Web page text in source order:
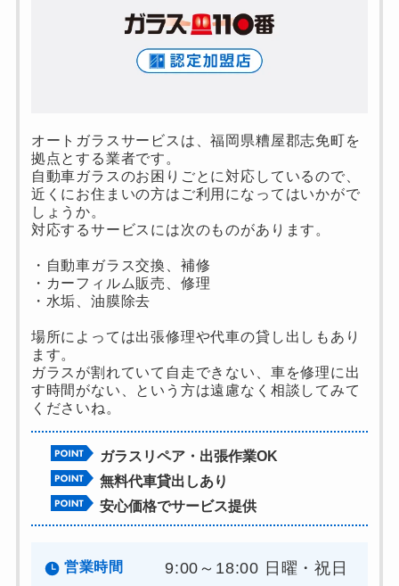
オートガラスサービスは、福岡県糟屋郡志免町を
拠点とする業者です。
自動車ガラスのお困りごとに対応しているので、
近くにお住まいの方はご利用になってはいかがで
しょうか。
対応するサービスには次のものがあります。
・自動車ガラス交換、補修
・カーフィルム販売、修理
・水垢、油膜除去
場所によっては出張修理や代車の貸し出しもあり
ます。
ガラスが割れていて自走できない、車を修理に出
す時間がない、という方は遠慮なく相談してみて
くださいね。
ガラスリペア・出張作業OK
無料代車貸出しあり
安心価格でサービス提供
営業時間
9:00～18:00 日曜・祝日